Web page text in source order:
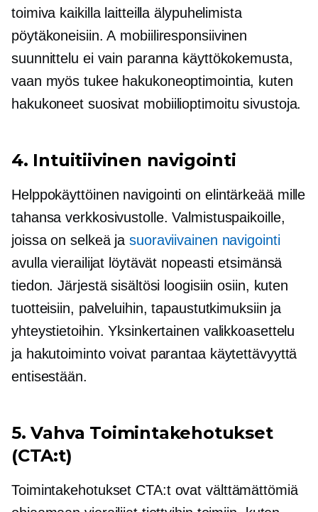
toimiva kaikilla laitteilla älypuhelimista
pöytäkoneisiin. A mobiiliresponsiivinen
suunnittelu ei vain paranna käyttökokemusta,
vaan myös tukee hakukoneoptimointia, kuten
hakukoneet suosivat mobiilioptimoitu sivustoja.
4. Intuitiivinen navigointi
Helppokäyttöinen navigointi on elintärkeää mille
tahansa verkkosivustolle. Valmistuspaikoille,
joissa on selkeä ja suoraviivainen navigointi
avulla vierailijat löytävät nopeasti etsimänsä
tiedon. Järjestä sisältösi loogisiin osiin, kuten
tuotteisiin, palveluihin, tapaustutkimuksiin ja
yhteystietoihin. Yksinkertainen valikkoasettelu
ja hakutoiminto voivat parantaa käytettävyyttä
entisestään.
5. Vahva Toimintakehotukset
(CTA:t)
Toimintakehotukset CTA:t ovat välttämättömiä